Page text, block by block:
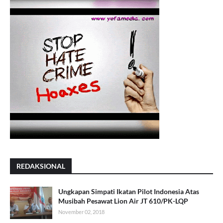
REDAKSIONAL
Ungkapan Simpati Ikatan Pilot Indonesia Atas
Musibah Pesawat Lion Air JT 610/PK-LQP
November 02, 2018